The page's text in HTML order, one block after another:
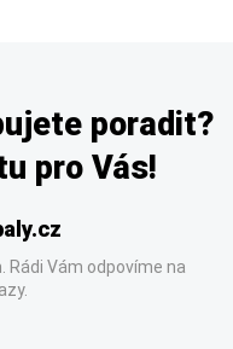
poradit?
pro Vás!
Rádi Vám odpovíme na